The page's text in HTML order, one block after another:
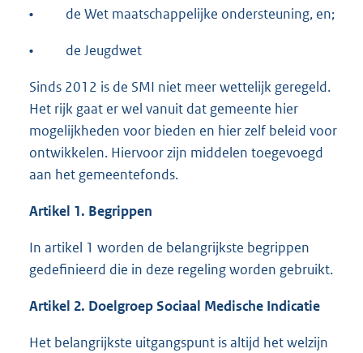
• de Wet maatschappelijke ondersteuning, en;
• de Jeugdwet
Sinds 2012 is de SMI niet meer wettelijk geregeld.
Het rijk gaat er wel vanuit dat gemeente hier
mogelijkheden voor bieden en hier zelf beleid voor
ontwikkelen. Hiervoor zijn middelen toegevoegd
aan het gemeentefonds.
Artikel 1. Begrippen
In artikel 1 worden de belangrijkste begrippen
gedefinieerd die in deze regeling worden gebruikt.
Artikel 2. Doelgroep Sociaal Medische Indicatie
Het belangrijkste uitgangspunt is altijd het welzijn